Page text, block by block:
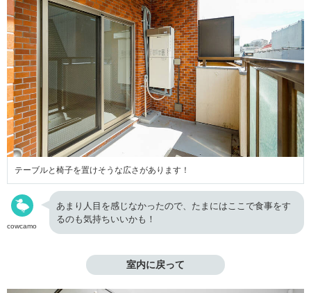
テーブルと椅子を置けそうな広さがあります！
cowcamo
あまり人目を感じなかったので、たまにはここで食事をす
るのも気持ちいいかも！
室内に戻って